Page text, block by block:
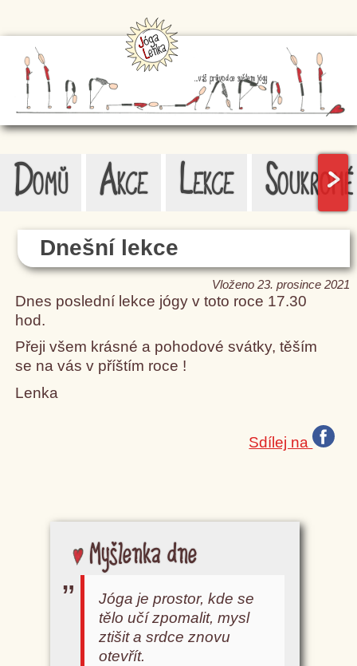
...váš průvodce světem jógy
Domů Akce Lekce >
Dnešní lekce
Vloženo 23. prosince 2021
Dnes poslední lekce jógy v toto roce 17.30
hod.
Přeji všem krásné a pohodové svátky, těším
se na vás v příštím roce !
Lenka
Sdílej na
Myšlenka dne
Jóga je prostor, kde se
tělo učí zpomalit, mysl
ztišit a srdce znovu
otevřít.